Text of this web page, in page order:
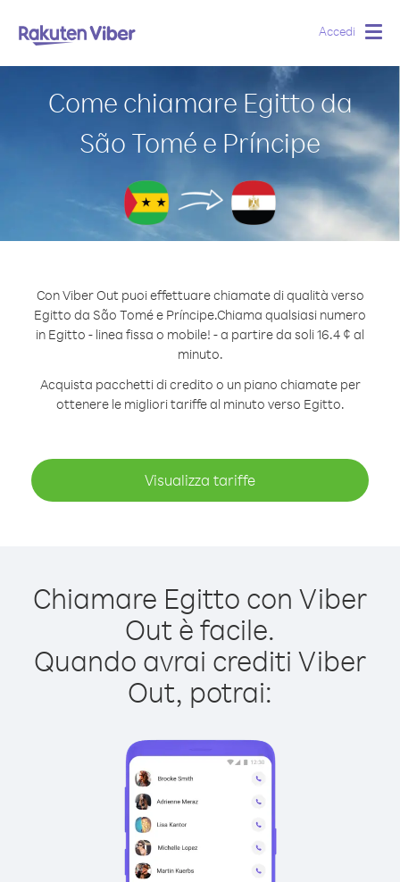
Accedi
Come chiamare Egitto da
São Tomé e Príncipe
Con Viber Out puoi effettuare chiamate di qualità verso
Egitto da São Tomé e Príncipe.Chiama qualsiasi numero
in Egitto - linea fissa o mobile! - a partire da soli 16.4 ¢ al
minuto.
Acquista pacchetti di credito o un piano chiamate per
ottenere le migliori tariffe al minuto verso Egitto.
Visualizza tariffe
Chiamare Egitto con Viber
Out è facile.
Quando avrai crediti Viber
Out, potrai: